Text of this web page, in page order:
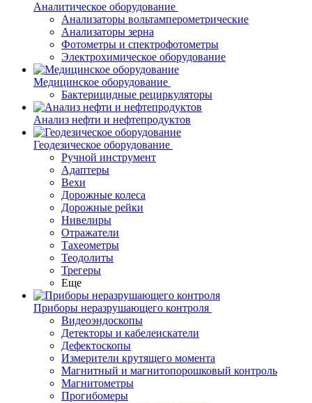
Аналитическое оборудование
Анализаторы вольтамперометрические
Анализаторы зерна
Фотометры и спектрофотометры
Электрохимическое оборудование
Медицинское оборудование
Бактерицидные рециркуляторы
Анализ нефти и нефтепродуктов
Геодезическое оборудование
Ручной инструмент
Адаптеры
Вехи
Дорожные колеса
Дорожные рейки
Нивелиры
Отражатели
Тахеометры
Теодолиты
Трегеры
Еще
Приборы неразрушающего контроля
Видеоэндоскопы
Детекторы и кабелеискатели
Дефектоскопы
Измерители крутящего момента
Магнитный и магнитопорошковый контроль
Магнитометры
Прогибомеры